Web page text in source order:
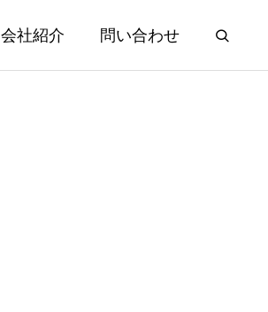
会社紹介 問い合わせ